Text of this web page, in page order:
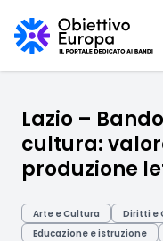
Lazio –
cultura:
produzione
Arte e Cultura Diritti e
Educazione e istruzione